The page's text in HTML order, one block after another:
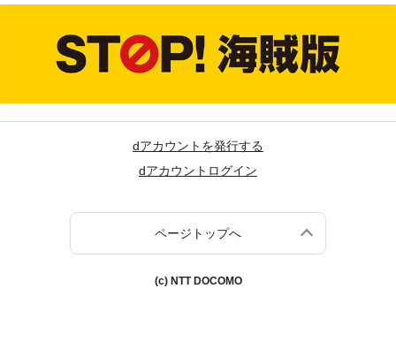
dアカウントを発行する
dアカウントログイン
ページトップへ
(c) NTT DOCOMO